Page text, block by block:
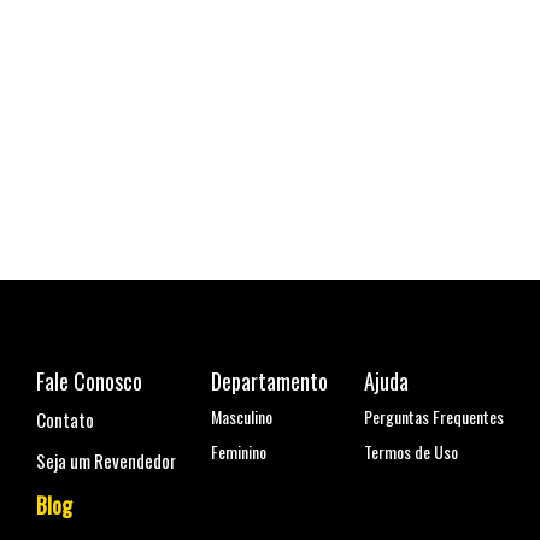
Fale Conosco
Contato
Seja um Revendedor
Blog
Departamento
Masculino
Feminino
Ajuda
Perguntas Frequentes
Termos de Uso